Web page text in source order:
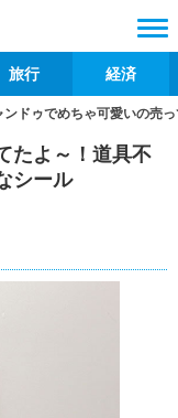
旅行 経済
ンドゥでめちゃ可愛いの売
たよ～！道具不
シール